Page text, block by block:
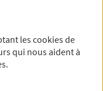
vous concernant. Pour
lescookiesde
qui nous aident à